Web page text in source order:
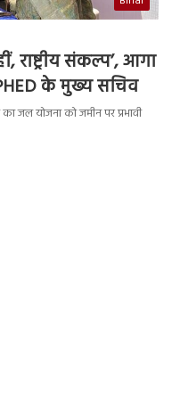
राष्ट्रीय संकल्प’, आगा
के मुख्य सचिव
जल योजना को जमीन पर प्रभावी